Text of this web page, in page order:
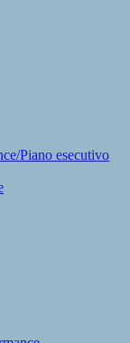
Piano esecutivo